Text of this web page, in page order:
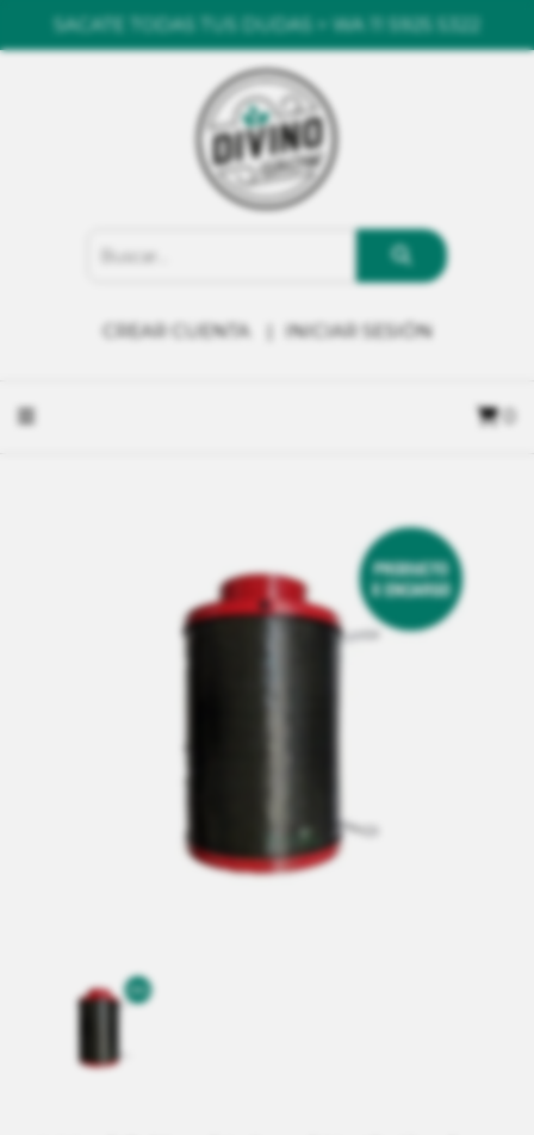
SACATE TODAS TUS DUDAS > WA 11 5925 5322
CREAR CUENTA INICIAR SESIÓN